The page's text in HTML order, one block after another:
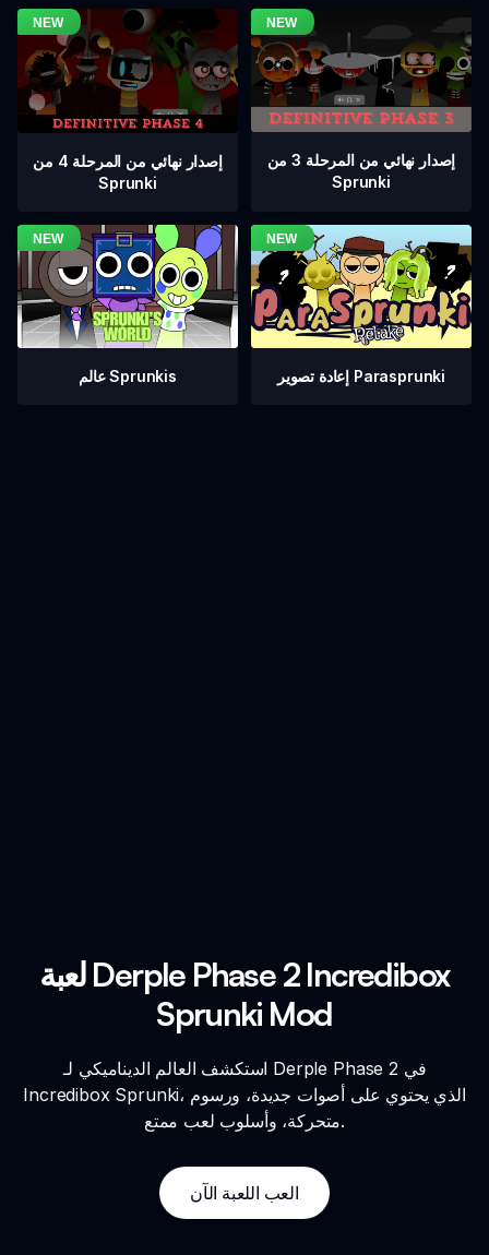
إصدار نهائي من المرحلة 4 من
Sprunki
إصدار نهائي من المرحلة 3 من
Sprunki
عالم Sprunkis إعادة تصوير Parasprunki
لعبة Derple Phase 2 Incredibox
Sprunki Mod
استكشف العالم الديناميكي لـ Derple Phase 2 في
Incredibox Sprunki، الذي يحتوي على أصوات جديدة، ورسوم
متحركة، وأسلوب لعب ممتع.
العب اللعبة الآن